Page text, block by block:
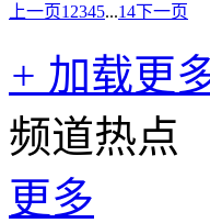
上一页1 2345...14下一页
+ 加载更
频道热点
更多